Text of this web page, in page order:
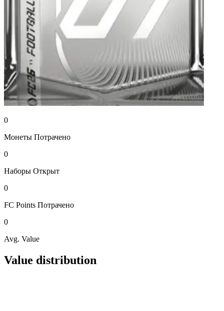
0
Монеты Потрачено
0
Наборы Открыт
0
FC Points Потрачено
0
Avg. Value
Value distribution